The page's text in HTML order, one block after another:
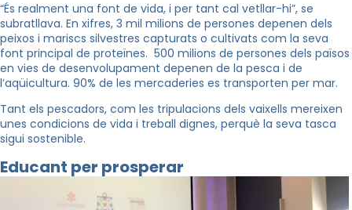
“És realment una font de vida, i per tant cal vetllar-hi”, se
subratllava. En xifres, 3 mil milions de persones depenen dels
peixos i mariscs silvestres capturats o cultivats com la seva
font principal de proteïnes. 500 milions de persones dels països
en vies de desenvolupament depenen de la pesca i de
l’aqüicultura. 90% de les mercaderies es transporten per mar.
Tant els pescadors, com les tripulacions dels vaixells mereixen
unes condicions de vida i treball dignes, perquè la seva tasca
sigui sostenible.
Educant per prosperar